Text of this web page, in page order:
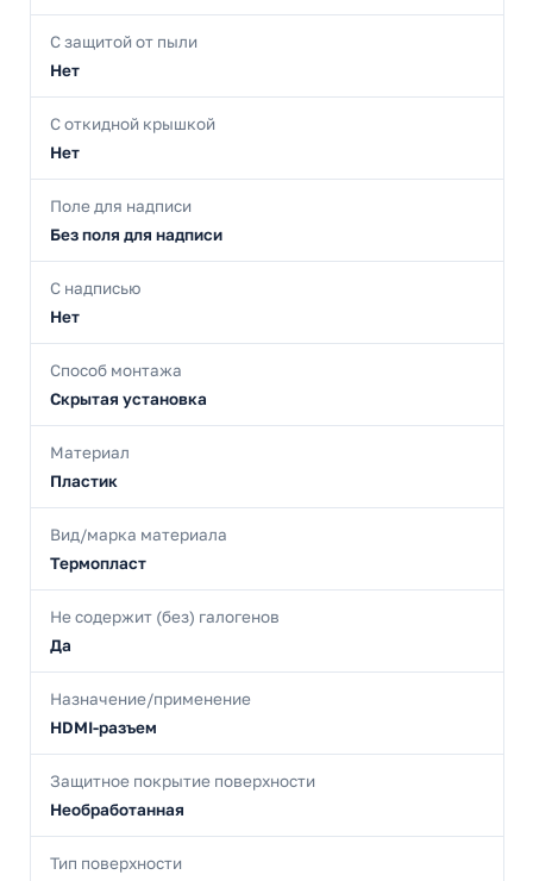
С защитой от пыли
Нет
С откидной крышкой
Нет
Поле для надписи
Без поля для надписи
С надписью
Нет
Способ монтажа
Скрытая установка
Материал
Пластик
Вид/марка материала
Термопласт
Не содержит (без) галогенов
Да
Назначение/применение
HDMI-разъем
Защитное покрытие поверхности
Необработанная
Тип поверхности